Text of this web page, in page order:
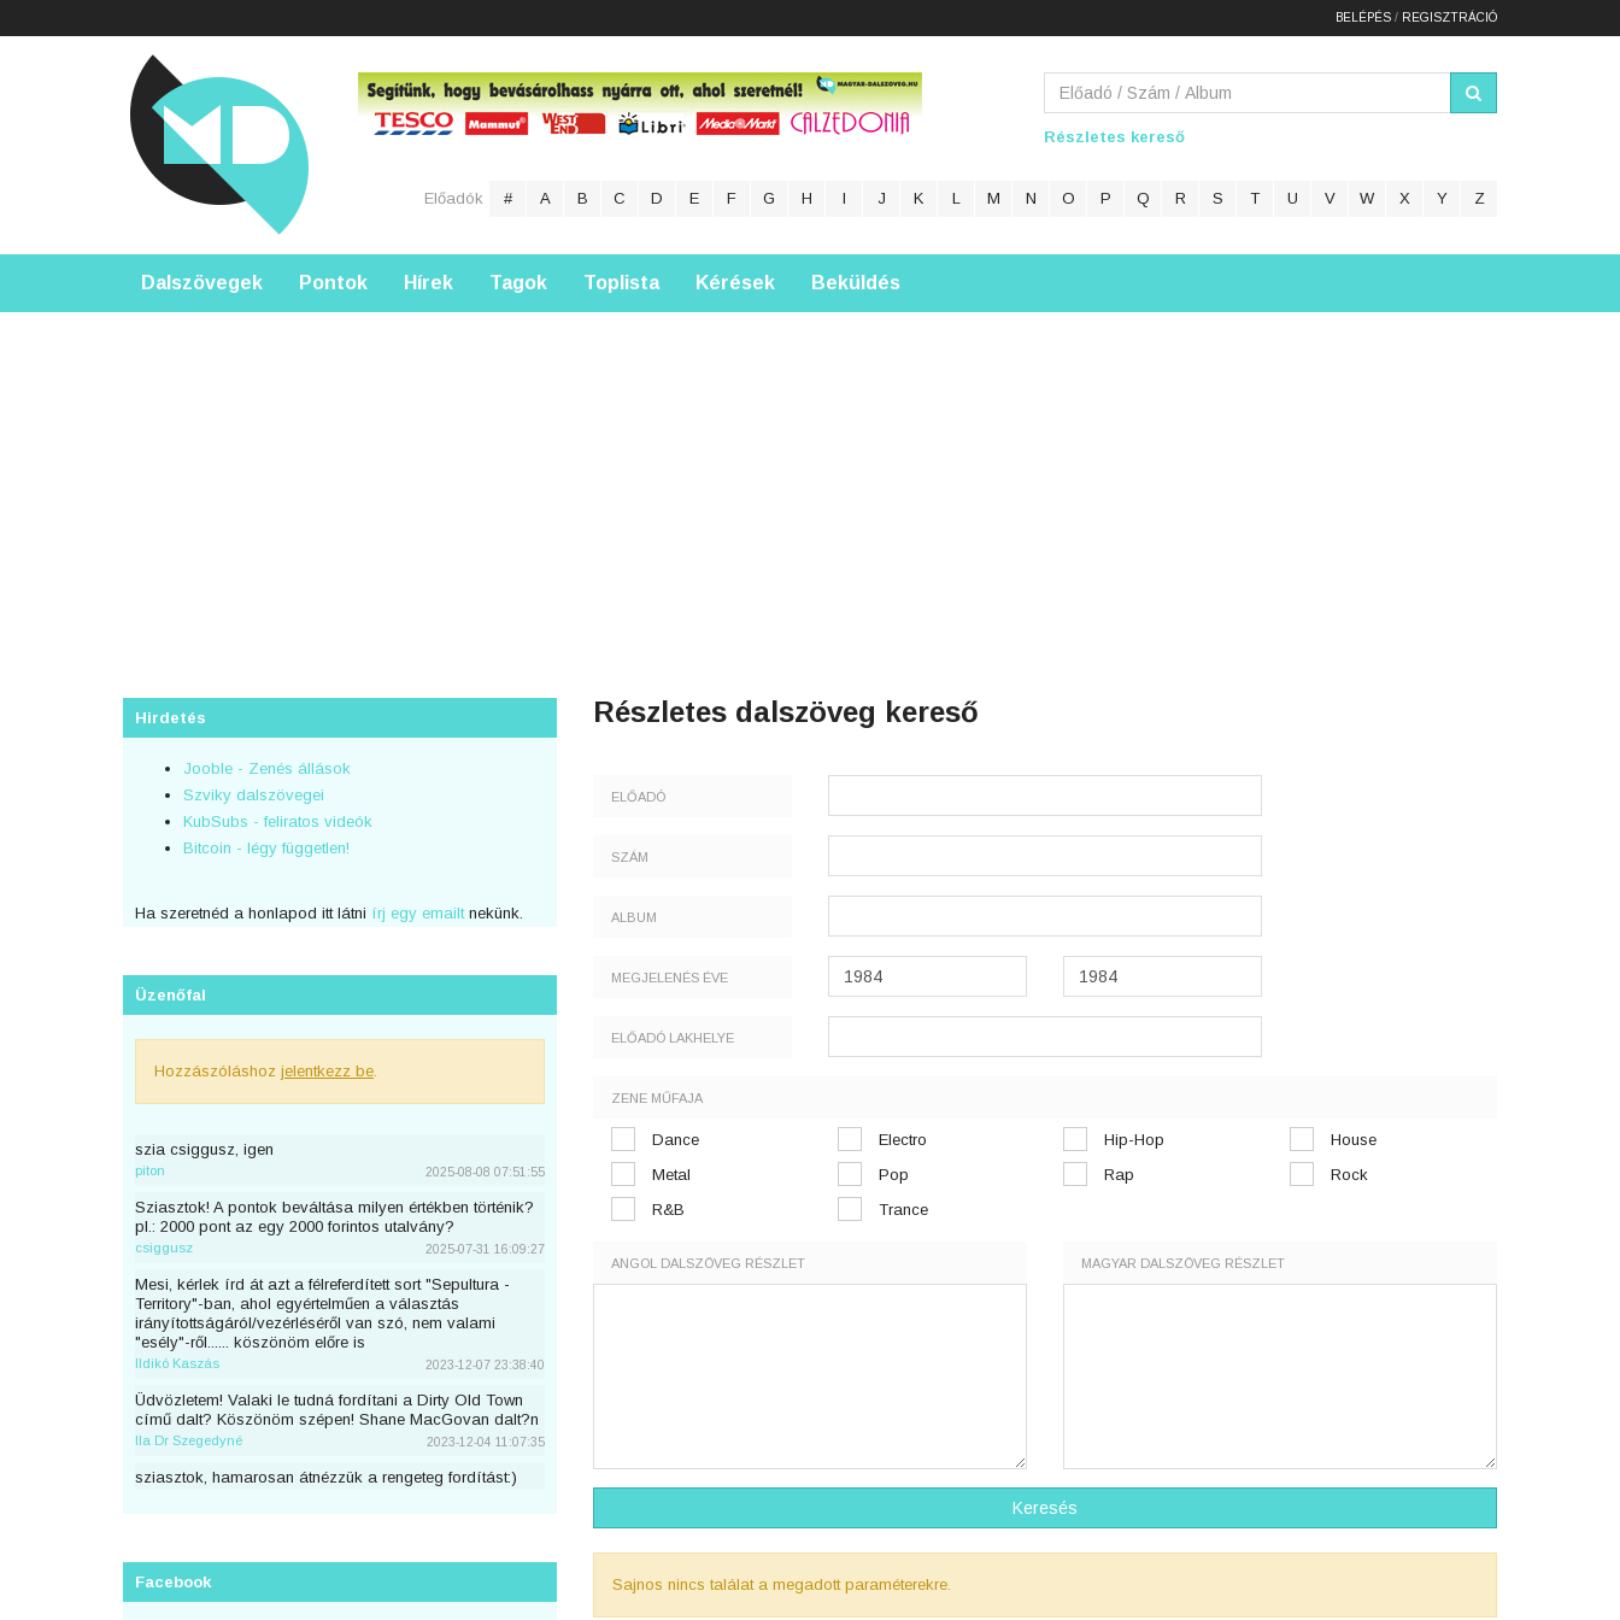
BELÉPÉS / REGISZTRÁCIÓ
Részletes kereső
Előadók # A B C D E F G H I J K L M N O P Q R S T U V W X Y Z
Dalszövegek Pontok Hírek Tagok Toplista Kérések Beküldés
Hirdetés
Jooble - Zenés állások
Szviky dalszövegei
KubSubs - feliratos videók
Bitcoin - légy független!
Ha szeretnéd a honlapod itt látni írj egy emailtnekünk.
Üzenőfal
Hozzászóláshoz jelentkezz be.
szia csiggusz, igen
piton 2025-08-08 07:51:55
Sziasztok! A pontok beváltása milyen értékben történik?
pl.: 2000 pont az egy 2000 forintos utalvány?
csiggusz 2025-07-31 16:09:27
Mesi, kérlek írd át azt a félreferdített sort "Sepultura -
Territory"-ban, ahol egyértelműen a választás
irányítottságáról/vezérléséről van szó, nem valami
"esély"-ről...... köszönöm előre is
Ildikó Kaszás 2023-12-07 23:38:40
Üdvözletem! Valaki le tudná fordítani a Dirty Old Town
című dalt? Köszönöm szépen! Shane MacGovan dalt?n
Ila Dr Szegedyné 2023-12-04 11:07:35
sziasztok, hamarosan átnézzük a rengeteg fordítást:)
előtte. Át lehetne még írni a nevemre? Köszi <3
Facebook
Részletes dalszöveg kereső
ELŐADÓ
SZÁM
ALBUM
MEGJELENÉS ÉVE
ELŐADÓ LAKHELYE
ZENE MŰFAJA
Dance Electro Hip-Hop
House
Metal
Pop Rap
Rock
R&B
Trance
ANGOL DALSZÖVEG RÉSZLET MAGYAR DALSZÖVEG RÉSZLET
Keresés
Sajnos nincs találat a megadott paraméterekre.